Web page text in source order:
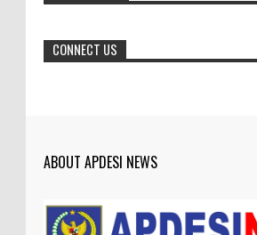
CONNECT US
ABOUT APDESI NEWS